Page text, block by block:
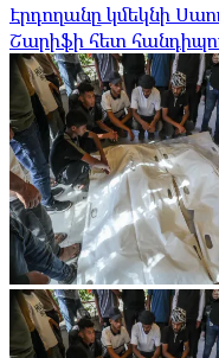
Էրդողանը կմեկնի
Շարիֆի հետ